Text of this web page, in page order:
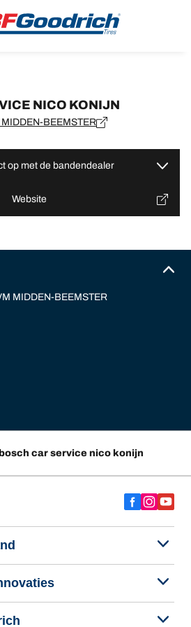
NICO KONIJN
BEEMSTER
op met de bandendealer
Website
MIDDEN-BEEMSTER
bosch car service nico konijn